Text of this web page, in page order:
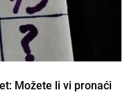
Možete li vi pronaći